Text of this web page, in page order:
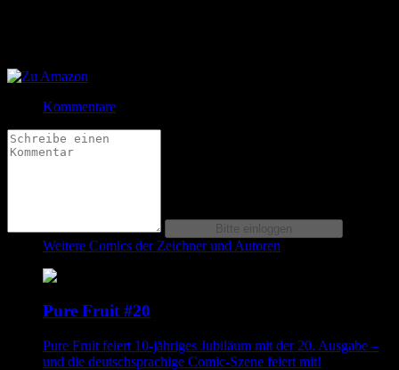
Kommentare
Weitere Comics der Zeichner und Autoren
Pure Fruit #20
Pure Fruit feiert 10-jähriges Jubiläum mit der 20. Ausgabe –
und die deutschsprachige Comic-Szene feiert mit!